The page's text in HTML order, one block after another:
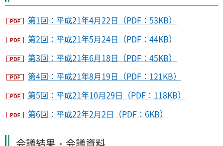
第1回：平成21年4月22日（PDF：53KB）
第2回：平成21年5月24日（PDF：44KB）
第3回：平成21年6月18日（PDF：45KB）
第4回：平成21年8月19日（PDF：121KB）
第5回：平成21年10月29日（PDF：118KB）
第6回：平成22年2月2日（PDF：6KB）